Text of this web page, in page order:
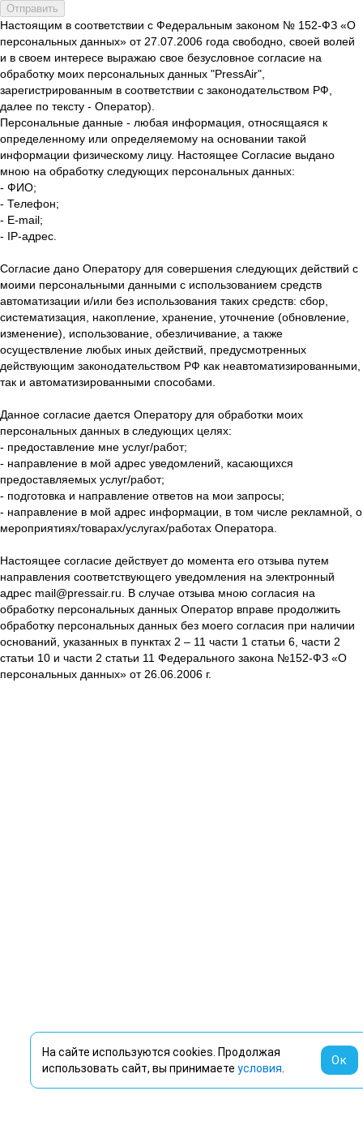
Отправить
Настоящим в соответствии с Федеральным законом № 152-ФЗ «О
персональных данных» от 27.07.2006 года свободно, своей волей
и в своем интересе выражаю свое безусловное согласие на
обработку моих персональных данных "PressAir",
зарегистрированным в соответствии с законодательством РФ,
далее по тексту - Оператор).
Персональные данные - любая информация, относящаяся к
определенному или определяемому на основании такой
информации физическому лицу. Настоящее Согласие выдано
мною на обработку следующих персональных данных:
- ФИО;
- Телефон;
- E-mail;
- IP-адрес.
Согласие дано Оператору для совершения следующих действий с
моими персональными данными с использованием средств
автоматизации и/или без использования таких средств: сбор,
систематизация, накопление, хранение, уточнение (обновление,
изменение), использование, обезличивание, а также
осуществление любых иных действий, предусмотренных
действующим законодательством РФ как неавтоматизированными,
так и автоматизированными способами.
Данное согласие дается Оператору для обработки моих
персональных данных в следующих целях:
- предоставление мне услуг/работ;
- направление в мой адрес уведомлений, касающихся
предоставляемых услуг/работ;
- подготовка и направление ответов на мои запросы;
- направление в мой адрес информации, в том числе рекламной, о
мероприятиях/товарах/услугах/работах Оператора.
Настоящее согласие действует до момента его отзыва путем
направления соответствующего уведомления на электронный
адрес mail@pressair.ru. В случае отзыва мною согласия на
обработку персональных данных Оператор вправе продолжить
обработку персональных данных без моего согласия при наличии
оснований, указанных в пунктах 2 – 11 части 1 статьи 6, части 2
статьи 10 и части 2 статьи 11 Федерального закона №152-ФЗ «О
персональных данных» от 26.06.2006 г.
На сайте используются cookies. Продолжая
использовать сайт, вы принимаете условия
Ок